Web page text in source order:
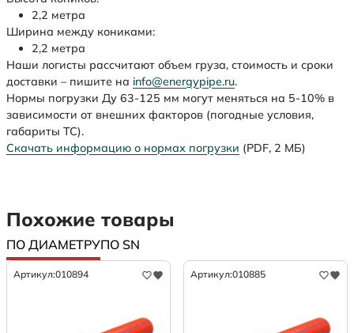
2,2 метра
Ширина между кониками:
2,2 метра
Наши логисты рассчитают объем груза, стоимость и сроки
доставки – пишите на info@energypipe.ru.
Нормы погрузки Ду 63-125 мм могут меняться на 5-10% в
зависимости от внешних факторов (погодные условия,
габариты ТС).
Скачать информацию о нормах погрузки (PDF, 2 МБ)
Похожие товары
ПО ДИАМЕТРУПО SN
Артикул:010894 Артикул:010885